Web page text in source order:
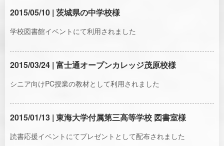
2015/05/10 | 茨城県の中学校様
学校図書館イベントにて利用されました
2015/03/24 | 富士通オープンカレッジ茂原校様
シニア向けPC授業の教材として利用されました
2015/01/13 | 東海大学付属第三高等学校 図書室様
読書応援イベントにてプレゼントとして配布されました